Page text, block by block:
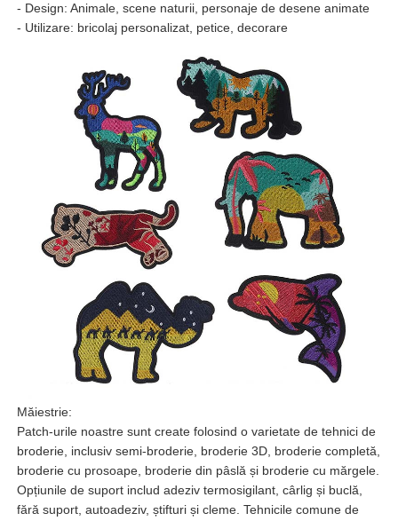
- Design: Animale, scene naturii, personaje de desene animate
- Utilizare: bricolaj personalizat, petice, decorare
Măiestrie:
Patch-urile noastre sunt create folosind o varietate de tehnici de
broderie, inclusiv semi-broderie, broderie 3D, broderie completă,
broderie cu prosoape, broderie din pâslă și broderie cu mărgele.
Opțiunile de suport includ adeziv termosigilant, cârlig și buclă,
fără suport, autoadeziv, știfturi și cleme. Tehnicile comune de